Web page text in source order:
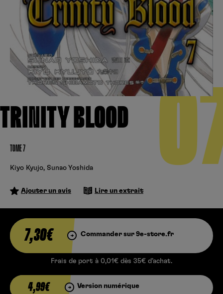
TRINITY BLOOD
TOME 7
Kiyo Kyujo, Sunao Yoshida
Ajouter un avis Lire un extrait
7,30€ Commander sur 9e-store.fr
Frais de port à 0,01€ dès 35€ d’achat.
4,99€ Version numérique
Cultura Fnac
Se connecter S’inscrire
Hunter x Hunter
Fire Force
Black Butler